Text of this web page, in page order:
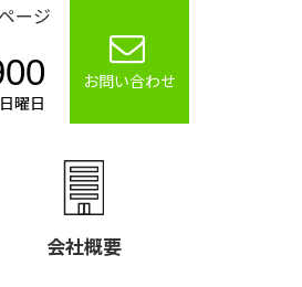
ージ
曜日
お問い合わせ
会社概要